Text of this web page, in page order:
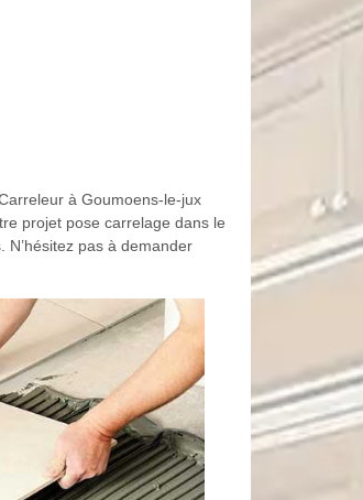
à Goumoens-le-jux
projet pose carrelage dans le
pas à demander